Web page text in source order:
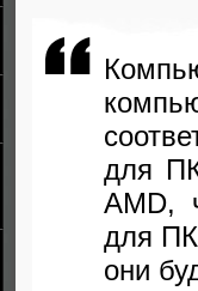
для
AMD,
для ПК
они